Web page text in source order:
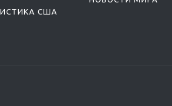
США